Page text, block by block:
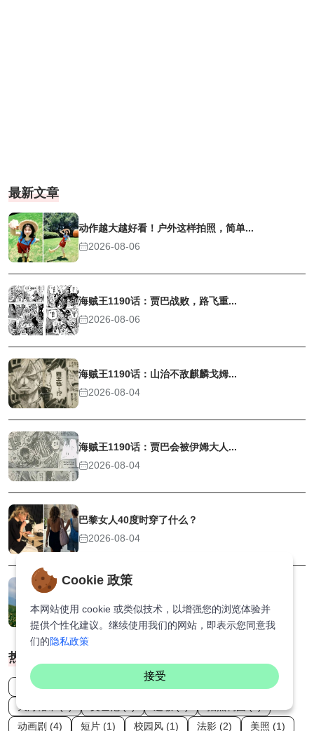
最新文章
动作越大越好看！户外这样拍照，简单...
2026-08-06
海贼王1190话：贾巴战败，路飞重...
2026-08-06
海贼王1190话：山治不敌麒麟戈姆...
2026-08-04
海贼王1190话：贾巴会被伊姆大人...
2026-08-04
巴黎女人40度时穿了什么？
2026-08-04
2026-08-04
热门标签
网红 (13) Netflix (3) 爱情片 (7)
绿卡 (1)
天海祐希 (1)
动画剧 (4)
短片 (1) 校园风 (1) 法影 (2) 美照 (1)
Cookie 政策
本网站使用 cookie 或类似技术，以增强您的浏览体验并
提供个性化建议。继续使用我们的网站，即表示您同意我
们的隐私政策
接受